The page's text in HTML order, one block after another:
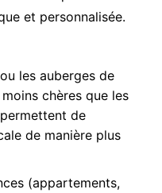
et personnalisée.
les auberges de
chères que les
de
de manière plus
(appartements,